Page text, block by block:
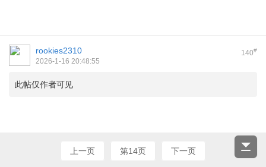
140#
rookies2310
2026-1-16 20:48:55
此帖仅作者可见
上一页 第14页 下一页